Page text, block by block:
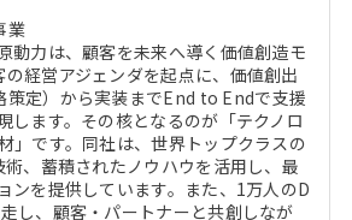
業
動力は、顧客を未来へ導く価値創造モ
経営アジェンダを起点に、価値創出
策定）から実装までEnd to Endで支援
します。その核となるのが「テクノロ
」です。同社は、世界トップクラスの
、蓄積されたノウハウを活用し、最
ンを提供しています。また、1万人のD
し、顧客・パートナーと共創しなが